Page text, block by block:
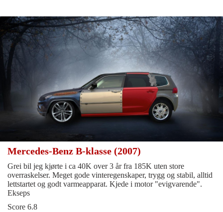
Mercedes-Benz B-klasse (2007)
Grei bil jeg kjørte i ca 40K over 3 år fra 185K uten store
overraskelser. Meget gode vinteregenskaper, trygg og stabil, alltid
lettstartet og godt varmeapparat. Kjede i motor "evigvarende".
Ekseps
Score 6.8